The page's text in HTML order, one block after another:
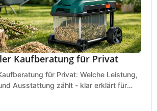
Kaufberatung für Privat
für Privat: Welche Leistung,
Ausstattung zählt - klar erklärt für